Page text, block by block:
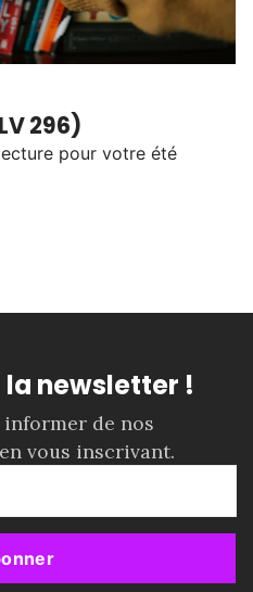
296)
pour votre été
newsletter !
de nos
vous inscrivant.